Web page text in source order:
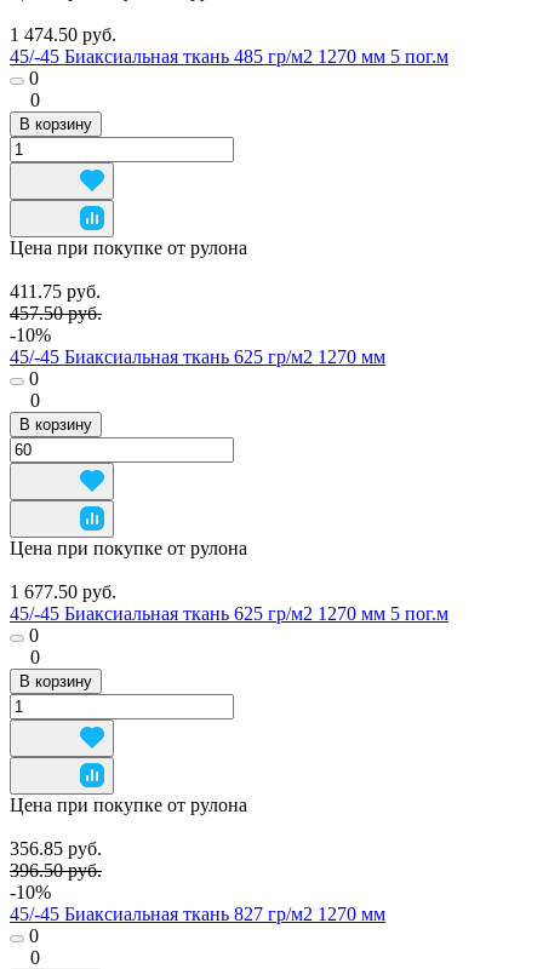
1 474.50 руб.
45/-45 Биаксиальная ткань 485 гр/м2 1270 мм 5 пог.м
0
0
В корзину
Цена при покупке от рулона
411.75 руб.
457.50 руб.
-10%
45/-45 Биаксиальная ткань 625 гр/м2 1270 мм
0
0
В корзину
Цена при покупке от рулона
1 677.50 руб.
45/-45 Биаксиальная ткань 625 гр/м2 1270 мм 5 пог.м
0
0
В корзину
Цена при покупке от рулона
356.85 руб.
396.50 руб.
-10%
45/-45 Биаксиальная ткань 827 гр/м2 1270 мм
0
0